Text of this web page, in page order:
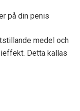
på din penis
medel och
Detta kallas